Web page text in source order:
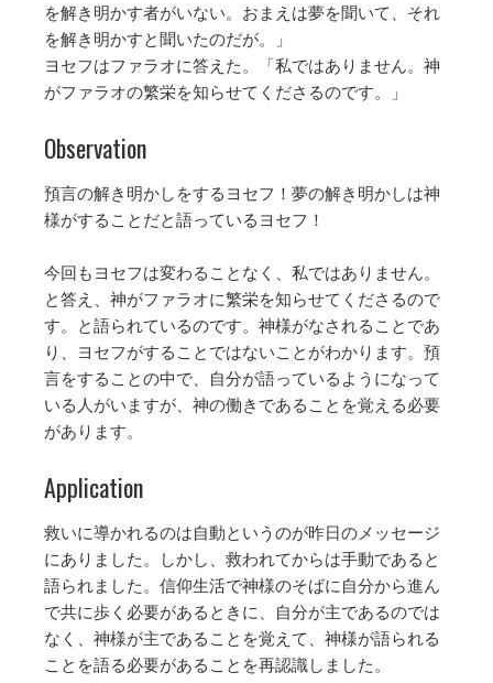
を解き明かす者がいない。おまえは夢を聞いて、それ
を解き明かすと聞いたのだが。」
ヨセフはファラオに答えた。「私ではありません。神
がファラオの繁栄を知らせてくださるのです。」
Observation
預言の解き明かしをするヨセフ！夢の解き明かしは神
様がすることだと語っているヨセフ！
今回もヨセフは変わることなく、私ではありません。
と答え、神がファラオに繁栄を知らせてくださるので
す。と語られているのです。神様がなされることであ
り、ヨセフがすることではないことがわかります。預
言をすることの中で、自分が語っているようになって
いる人がいますが、神の働きであることを覚える必要
があります。
Application
救いに導かれるのは自動というのが昨日のメッセージ
にありました。しかし、救われてからは手動であると
語られました。信仰生活で神様のそばに自分から進ん
で共に歩く必要があるときに、自分が主であるのでは
なく、神様が主であることを覚えて、神様が語られる
ことを語る必要があることを再認識しました。